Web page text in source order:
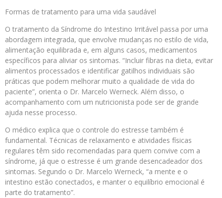
Formas de tratamento para uma vida saudável
O tratamento da Síndrome do Intestino Irritável passa por uma
abordagem integrada, que envolve mudanças no estilo de vida,
alimentação equilibrada e, em alguns casos, medicamentos
específicos para aliviar os sintomas. “Incluir fibras na dieta, evitar
alimentos processados e identificar gatilhos individuais são
práticas que podem melhorar muito a qualidade de vida do
paciente”, orienta o Dr. Marcelo Werneck. Além disso, o
acompanhamento com um nutricionista pode ser de grande
ajuda nesse processo.
O médico explica que o controle do estresse também é
fundamental. Técnicas de relaxamento e atividades físicas
regulares têm sido recomendadas para quem convive com a
síndrome, já que o estresse é um grande desencadeador dos
sintomas. Segundo o Dr. Marcelo Werneck, “a mente e o
intestino estão conectados, e manter o equilíbrio emocional é
parte do tratamento”.